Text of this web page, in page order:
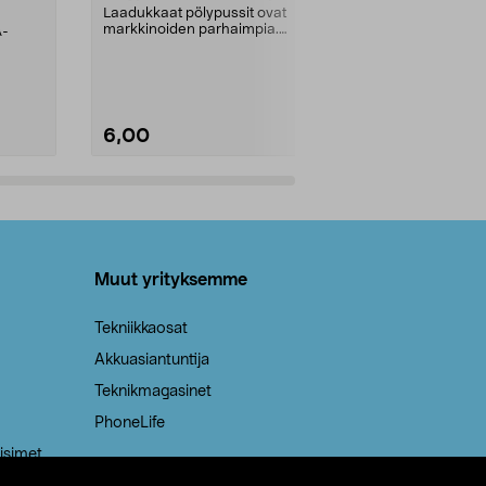
Laadukkaat pölypussit ovat
markkinoiden parhaimpia.
6,00
Muut yrityksemme
Tekniikkaosat
Akkuasiantuntija
Teknikmagasinet
PhoneLife